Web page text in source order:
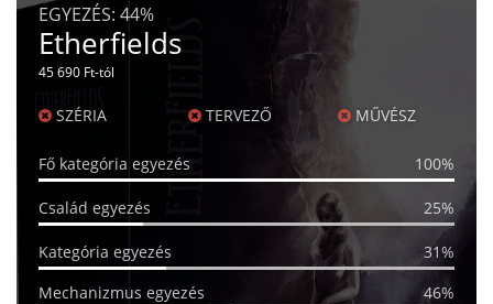
EGYEZÉS: 44%
Etherfields
45 690 Ft-tól
SZÉRIA TERVEZŐ MŰVÉSZ
Fő kategória egyezés 100%
Család egyezés 25%
Kategória egyezés
31%
Mechanizmus egyezés
46%